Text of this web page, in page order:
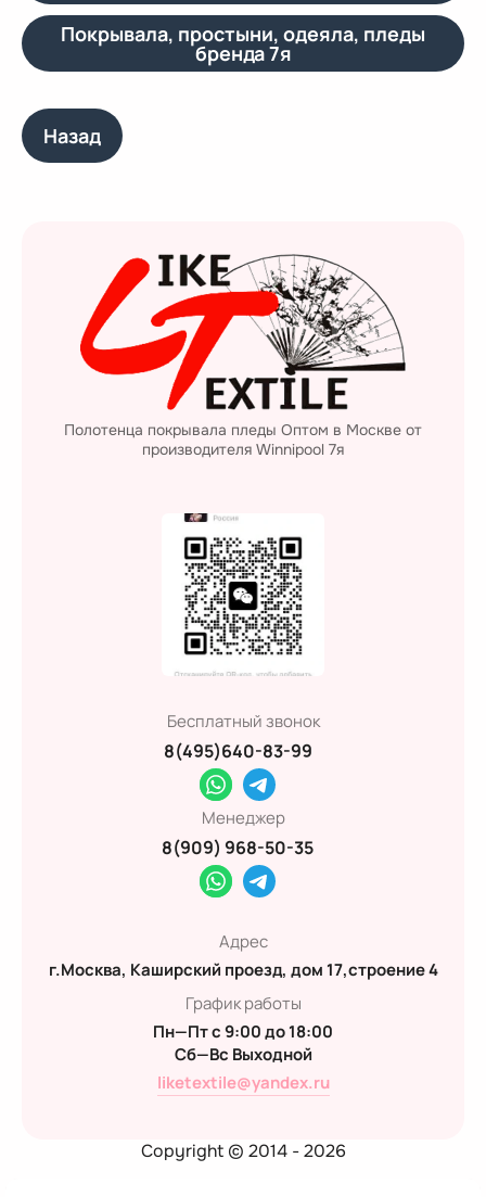
Покрывала, простыни, одеяла, пледы
бренда 7я
Назад
Полотенца покрывала пледы Оптом в Москве от
производителя Winnipool 7я
Бесплатный звонок
8(495)640-83-99
Менеджер
8(909) 968-50-35
Адрес
г.Москва, Каширский проезд, дом 17,строение 4
График работы
Пн—Пт с 9:00 до 18:00
Сб—Вс Выходной
liketextile@yandex.ru
Copyright © 2014 - 2026